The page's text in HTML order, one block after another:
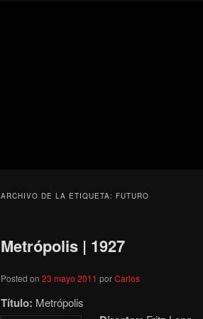
ARCHIVO DE LA ETIQUETA: FUTURO
Metrópolis | 1927
Posted on23 mayo 2011 porCarlos
Título: Metrópolis